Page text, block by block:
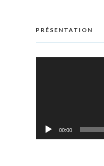
PRÉSENTATION
00:00